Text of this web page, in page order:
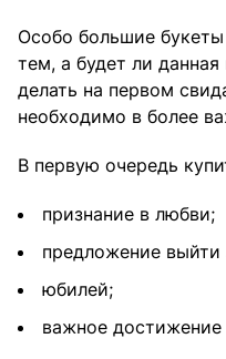
Особо большие
тем, а будет ли
делать на первом
необходимо в более
В первую очередь
признание в любви;
предложение
юбилей;
важное